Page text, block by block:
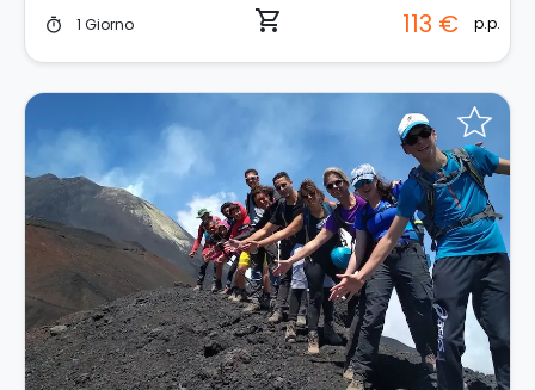
timer 1 Giorno shopping_cart 113 € p.p.